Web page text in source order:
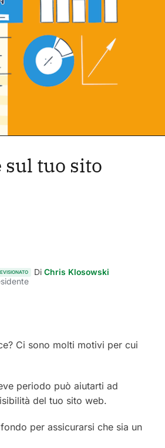
sul tuo sito
Di Chris Klosowski
Ci sono molti motivi per cui
periodo può aiutarti ad
del tuo sito web.
per assicurarsi che sia un